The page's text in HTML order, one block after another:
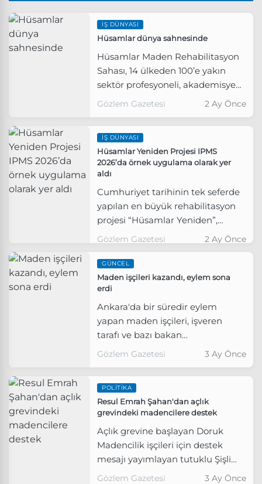
İŞ DÜNYASI
Hüsamlar dünya sahnesinde
Hüsamlar Maden Rehabilitasyon
Sahası, 14 ülkeden 100’e yakın
sektör profesyoneli, akademisyen
ve sivil toplum temsilcilerini
yürüttüğü doğaya geri
kazandırma çalışmalarını yerinde
inceleyerek Hüsamlar’ın
rehabilitasyonda küresel ölçekte
dikkat çeken örneklerden biri
olduğu değerlendirmesinde
bulundu.
Gözlem Gazetesi 2 Ay Önce
İŞ DÜNYASI
Hüsamlar Yeniden Projesi IPMS
2026’da örnek uygulama olarak yer
aldı
Cumhuriyet tarihinin tek seferde
yapılan en büyük rehabilitasyon
projesi “Hüsamlar Yeniden”,
Uluslararası Madencilik Sonrası
(IPMS) uluslararası akademi ve
sektör temsilcilerinin karşısına
çıktı.
Gözlem Gazetesi 2 Ay Önce
GÜNCEL
Maden işçileri kazandı, eylem sona
erdi
Ankara'da bir süredir eylem
yapan maden işçileri, işveren
tarafı ve bazı bakan
yardımcılarının katılımıyla İçişleri
Gözlem Gazetesi 3 Ay Önce
POLITIKA
Resul Emrah Şahan'dan açlık
grevindeki madencilere destek
Açlık grevine başlayan Doruk
Madencilik işçileri için destek
mesajı yayımlayan tutuklu Şişli
Belediye Başkanı Resul Emrah
Gözlem Gazetesi 3 Ay Önce